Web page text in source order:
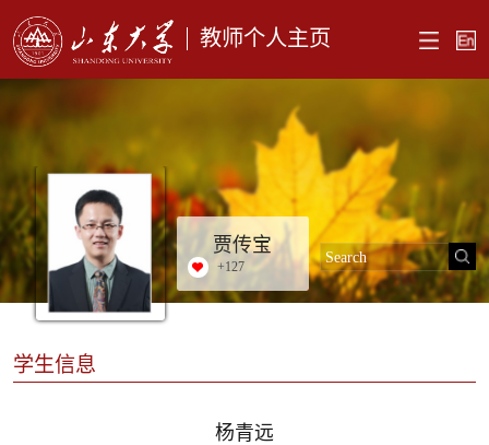
教师个人主页
贾传宝
+127
学生信息
杨青远